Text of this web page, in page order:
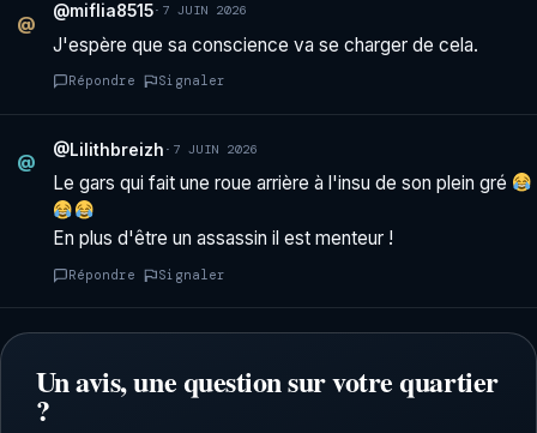
@
@miflia8515· 7 JUIN 2026
J'espère que sa conscience va se charger de cela.
Répondre Signaler
@
@Lilithbreizh · 7 JUIN 2026
Le gars qui fait une roue arrière à l'insu de son plein gré
En plus d'être un assassin il est menteur !
Répondre Signaler
Un avis, une question sur votre quartier
?